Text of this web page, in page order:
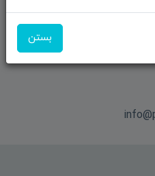
بستن
بازرگانی و فروش محصولات MSI ماتریکس - جناب آقای